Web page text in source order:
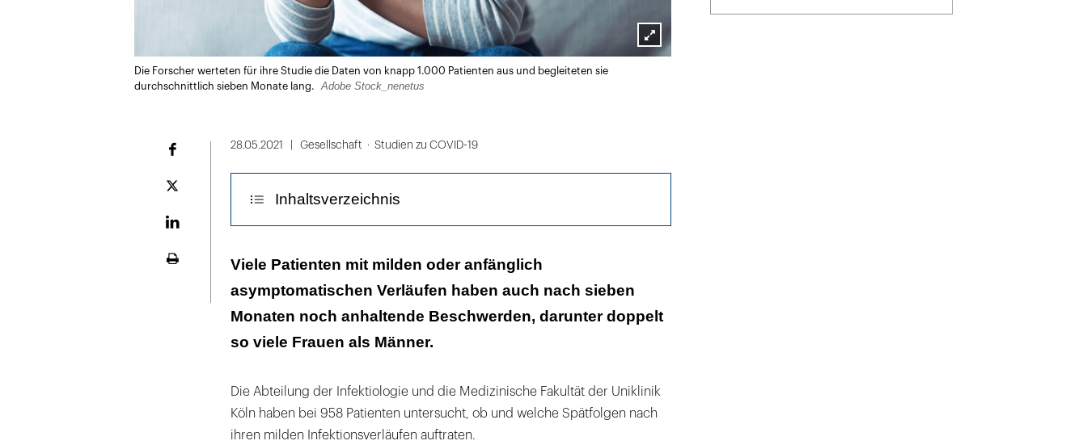
Lightbox
Die Forscher werteten für ihre Studie die Daten von knapp 1.000 Patienten aus und begleiteten sie
durchschnittlich sieben Monate lang.
Adobe Stock_nenetus
Plattform
28.05.2021 Gesellschaft Studien zu COVID-19
Inhaltsverzeichnis
Sieben Monate Begleitung
Long-COVID betraf doppelt so viele Frauen wie Männer.
Viele Patienten mit milden oder anfänglich
asymptomatischen Verläufen haben auch nach sieben
Monaten noch anhaltende Beschwerden, darunter doppelt
so viele Frauen als Männer.
Die Abteilung der Infektiologie und die Medizinische Fakultät der Uniklinik
Köln haben bei 958 Patienten untersucht, ob und welche Spätfolgen nach
ihren milden Infektionsverläufen auftraten.